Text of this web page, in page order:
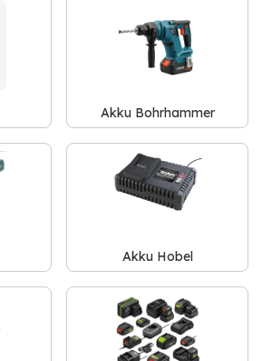
Akku Bohrhammer
Akku Hobel